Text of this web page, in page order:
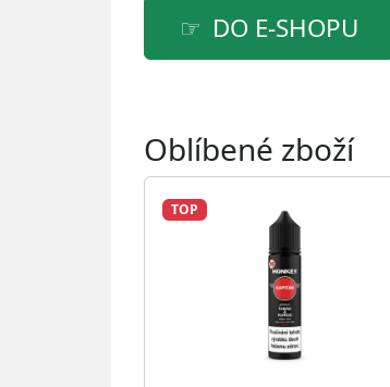
DO E-SHOPU
Oblíbené zboží
TOP